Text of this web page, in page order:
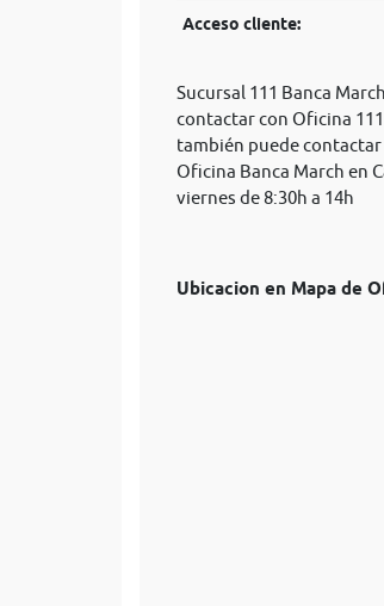
Acceso cliente:
Sucursal 111 Banca
contactar con Oficina
también puede
Oficina Banca March en
viernes de 8:30h a 14h
Ubicacion en Mapa de